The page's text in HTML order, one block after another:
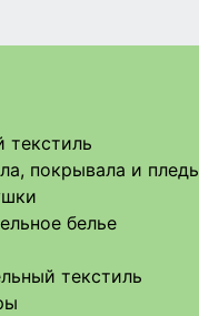
покрывала и
белье
текстиль